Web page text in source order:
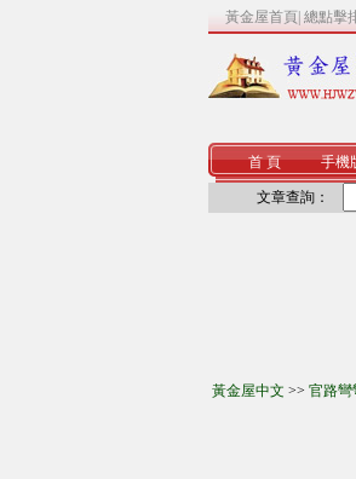
黃金屋首頁 總點擊
首 頁 手機
文章查詢：
黃金屋中文 >> 官路彎